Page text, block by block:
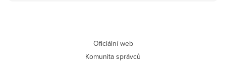
Oficiální web
Komunita správců